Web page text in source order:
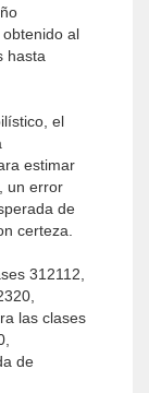
al
hasta
el
estimar
un error
de
certeza.
312112,
las clases
de